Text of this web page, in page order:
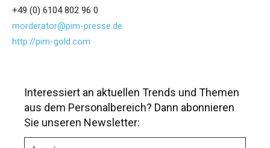
+49 (0) 6104 802 96 0
morderator@pim-presse.de
http://pim-gold.com
Interessiert an aktuellen Trends und Themen
aus dem Personalbereich? Dann abonnieren
Sie unseren Newsletter: